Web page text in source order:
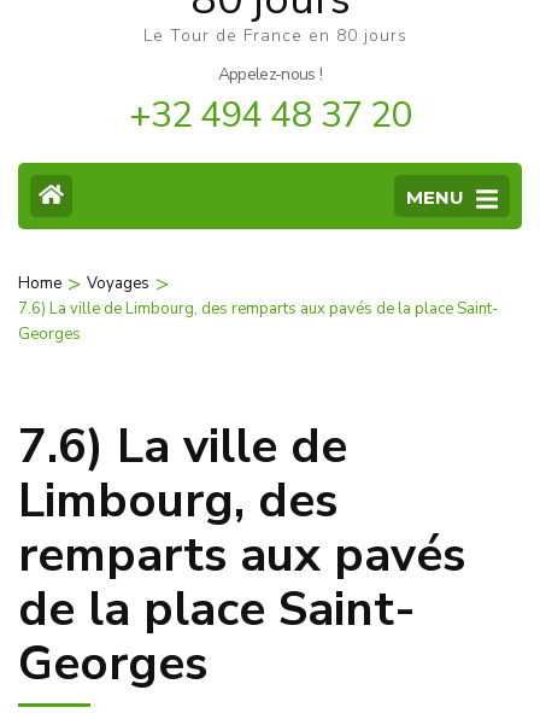
Le Tour de France en 80 jours
Appelez-nous !
+32 494 48 37 20
MENU
Home > Voyages >
7.6) La ville de Limbourg, des remparts aux pavés de la place Saint-
Georges
7.6) La ville de
Limbourg, des
remparts aux pavés
de la place Saint-
Georges